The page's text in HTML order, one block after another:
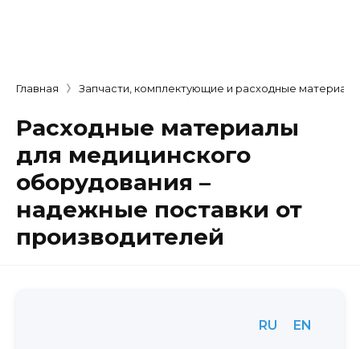
Главная Запчасти, комплектующие и расходные материалы
Расходные материалы
для медицинского
оборудования –
надежные поставки от
производителей
RU EN